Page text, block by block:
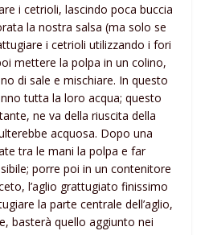
i cetrioli, lascindo poca buccia
la nostra salsa (ma solo se
i cetrioli utilizzando i fori
mettere la polpa in un colino,
di sale e mischiare. In questo
tutta la loro acqua; questo
ne va della riuscita della
acquosa. Dopo una
tra le mani la polpa e far
porre poi in un contenitore
l’aglio grattugiato finissimo
la parte centrale dell’aglio,
basterà quello aggiunto nei